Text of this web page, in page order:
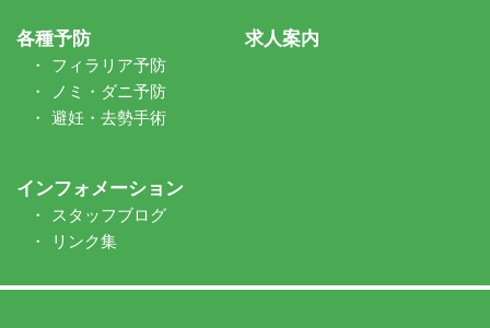
各種予防
フィラリア予防
ノミ・ダニ予防
避妊・去勢手術
求人案内
インフォメーション
スタッフブログ
リンク集